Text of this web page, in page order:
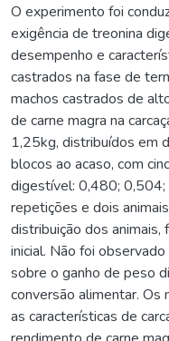
O experimento foi
exigência de treonina
desempenho e
castrados na fase de
machos castrados de
de carne magra na
1,25kg, distribuídos em
blocos ao acaso, com
digestível: 0,480;
repetições e dois
distribuição dos
inicial. Não foi
sobre o ganho de peso
conversão alimentar. Os
as características de